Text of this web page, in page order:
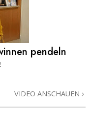
pendeln
VIDEO ANSCHAUEN